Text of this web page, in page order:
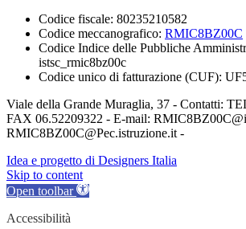
Codice fiscale: 80235210582
Codice meccanografico: RMIC8BZ00C
Codice Indice delle Pubbliche
istsc_rmic8bz00c
Codice unico di fatturazione (CUF):
Viale della Grande Muraglia, 37 - Contatti:
FAX 06.52209322 - E-mail:
RMIC8BZ00C@Pec.istruzione.it -
Idea e progetto di Designers Italia
Skip to content
Open toolbar
Accessibilità